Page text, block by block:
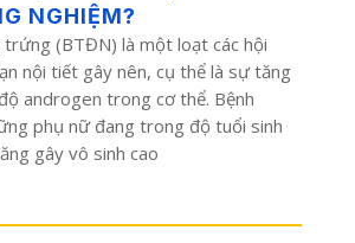
NGHIỆM?
(BTĐN) là một loạt các hội
nội tiết gây nên, cụ thể là sự tăng
androgen trong cơ thể. Bệnh
phụ nữ đang trong độ tuổi sinh
gây vô sinh cao